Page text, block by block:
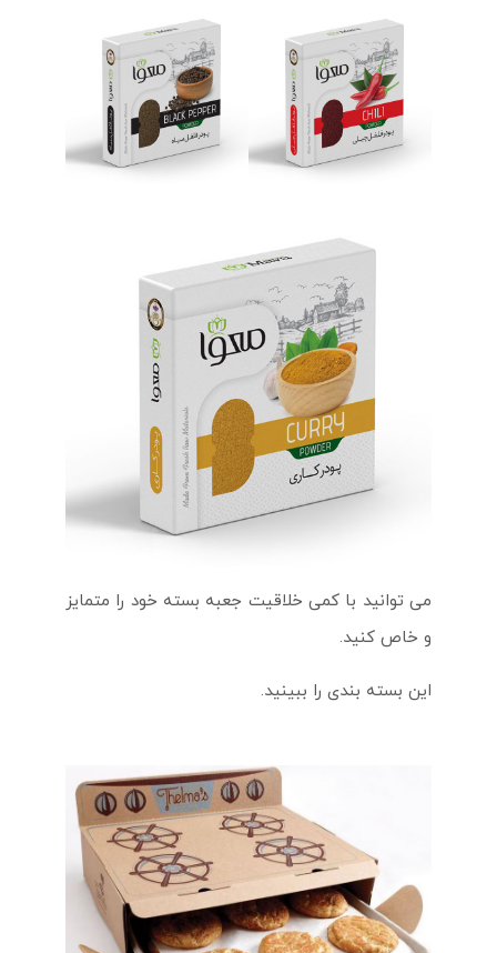
می توانید با کمی خلاقیت جعبه بسته خود را متمایز
و خاص کنید.
این بسته بندی را ببینید.